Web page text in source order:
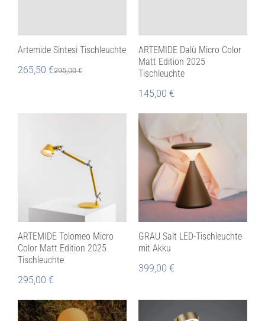
Artemide Sintesi Tischleuchte
265,50 €295,00€
ARTEMIDE Dalù Micro Color
Matt Edition 2025
Tischleuchte
145,00 €
ARTEMIDE Tolomeo Micro
Color Matt Edition 2025
Tischleuchte
295,00 €
GRAU Salt LED-Tischleuchte
mit Akku
399,00 €